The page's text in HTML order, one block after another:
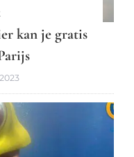
kan je gratis